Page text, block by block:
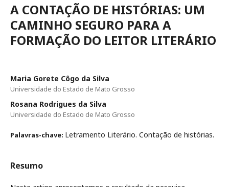
A CONTAÇÃO DE HISTÓRIAS: UM
CAMINHO SEGURO PARA A
FORMAÇÃO DO LEITOR LITERÁRIO
Maria Gorete Côgo da Silva
Universidade do Estado de Mato Grosso
Rosana Rodrigues da Silva
Universidade do Estado de Mato Grosso
Palavras-chave: Letramento Literário. Contação de histórias.
Resumo